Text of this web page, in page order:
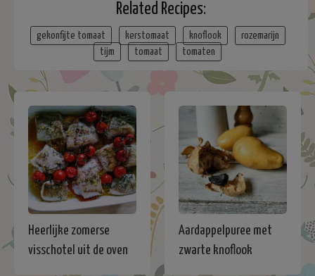
Related Recipes:
gekonfijte tomaat kerstomaat knoflook
rozemarijn
tijm
tomaat tomaten
Heerlijke zomerse
visschotel uit de oven
Aardappelpuree met
zwarte knoflook